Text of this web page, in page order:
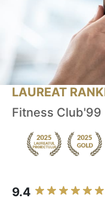
LAUREAT
Fitness Club'99
9.4